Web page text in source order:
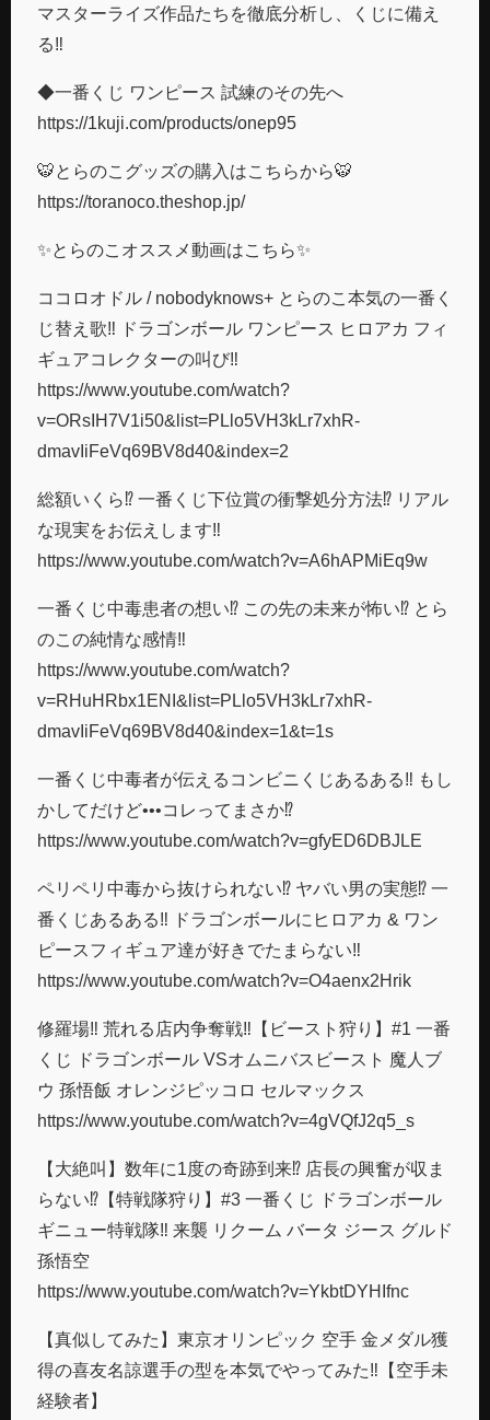
マスターライズ作品たちを徹底分析し、くじに備え
る‼️
◆一番くじ ワンピース 試練のその先へ
https://1kuji.com/products/onep95
🐯とらのこグッズの購入はこちらから🐯
https://toranoco.theshop.jp/
✨とらのこオススメ動画はこちら✨
ココロオドル / nobodyknows+ とらのこ本気の一番く
じ替え歌‼︎ ドラゴンボール ワンピース ヒロアカ フィ
ギュアコレクターの叫び‼︎
https://www.youtube.com/watch?
v=ORsIH7V1i50&list=PLlo5VH3kLr7xhR-
dmavIiFeVq69BV8d40&index=2
総額いくら⁉︎ 一番くじ下位賞の衝撃処分方法⁉︎ リアル
な現実をお伝えします‼︎
https://www.youtube.com/watch?v=A6hAPMiEq9w
一番くじ中毒患者の想い⁉︎ この先の未来が怖い⁉︎ とら
のこの純情な感情‼︎
https://www.youtube.com/watch?
v=RHuHRbx1ENI&list=PLlo5VH3kLr7xhR-
dmavIiFeVq69BV8d40&index=1&t=1s
一番くじ中毒者が伝えるコンビニくじあるある‼︎ もし
かしてだけど•••コレってまさか⁉︎
https://www.youtube.com/watch?v=gfyED6DBJLE
ペリペリ中毒から抜けられない⁉︎ ヤバい男の実態⁉︎ 一
番くじあるある‼︎ ドラゴンボールにヒロアカ & ワン
ピースフィギュア達が好きでたまらない‼︎
https://www.youtube.com/watch?v=O4aenx2Hrik
修羅場‼︎ 荒れる店内争奪戦‼︎【ビースト狩り】#1 一番
くじ ドラゴンボール VSオムニバスビースト 魔人ブ
ウ 孫悟飯 オレンジピッコロ セルマックス
https://www.youtube.com/watch?v=4gVQfJ2q5_s
【大絶叫】数年に1度の奇跡到来⁉︎ 店長の興奮が収ま
らない⁉︎【特戦隊狩り】#3 一番くじ ドラゴンボール
ギニュー特戦隊‼︎ 来襲 リクーム バータ ジース グルド
孫悟空
https://www.youtube.com/watch?v=YkbtDYHIfnc
【真似してみた】東京オリンピック 空手 金メダル獲
得の喜友名諒選手の型を本気でやってみた‼︎【空手未
経験者】